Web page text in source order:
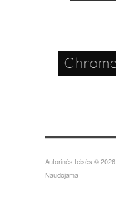
Autorinės teisės © 2026
Naudojama